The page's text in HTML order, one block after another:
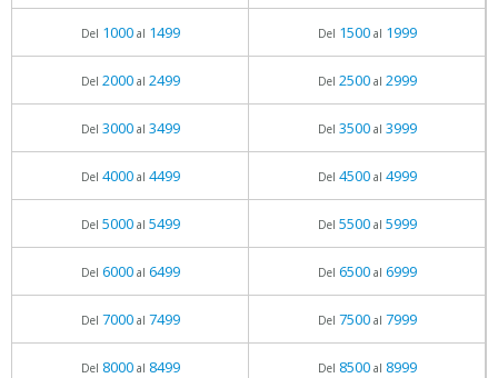
Del 1000al 1499 Del 1500al 1999
Del 2000al 2499 Del 2500al 2999
Del 3000al 3499 Del 3500al 3999
Del 4000al 4499 Del 4500al 4999
Del 5000al 5499 Del 5500al 5999
Del 6000al 6499 Del 6500al 6999
Del 7000al 7499 Del 7500al 7999
Del 8000al 8499 Del 8500al 8999